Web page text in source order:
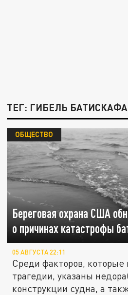
ТЕГ: ГИБЕЛЬ
Береговая охрана США
о причинах катастрофы
ОБЩЕСТВО
05 АВГУСТА 22:11
Среди факторов, которые
трагедии, указаны
конструкции судна, а